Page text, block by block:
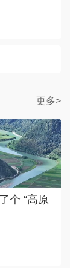
更多>
个 “高原